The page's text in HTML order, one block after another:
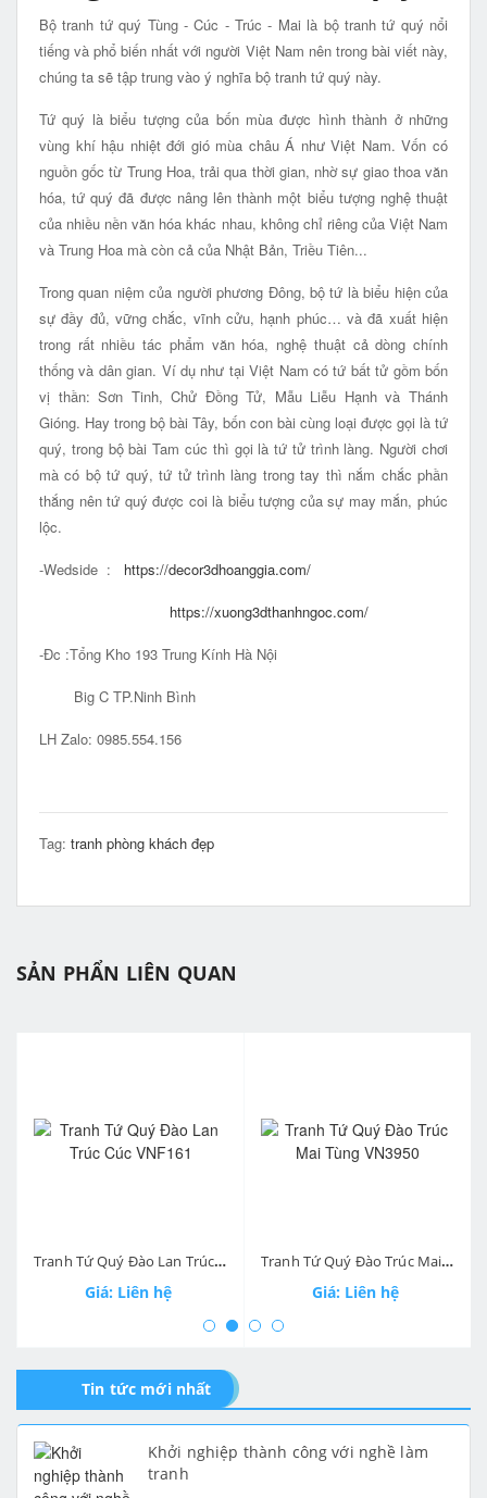
Bộ tranh tứ quý Tùng - Cúc - Trúc - Mai là bộ tranh tứ quý nổi
tiếng và phổ biến nhất với người Việt Nam nên trong bài viết này,
chúng ta sẽ tập trung vào ý nghĩa bộ tranh tứ quý này.
Tứ quý là biểu tượng của bốn mùa được hình thành ở những
vùng khí hậu nhiệt đới gió mùa châu Á như Việt Nam. Vốn có
nguồn gốc từ Trung Hoa, trải qua thời gian, nhờ sự giao thoa văn
hóa, tứ quý đã được nâng lên thành một biểu tượng nghệ thuật
của nhiều nền văn hóa khác nhau, không chỉ riêng của Việt Nam
và Trung Hoa mà còn cả của Nhật Bản, Triều Tiên...
Trong quan niệm của người phương Đông, bộ tứ là biểu hiện của
sự đầy đủ, vững chắc, vĩnh cửu, hạnh phúc… và đã xuất hiện
trong rất nhiều tác phẩm văn hóa, nghệ thuật cả dòng chính
thống và dân gian. Ví dụ như tại Việt Nam có tứ bất tử gồm bốn
vị thần: Sơn Tinh, Chử Đồng Tử, Mẫu Liễu Hạnh và Thánh
Gióng. Hay trong bộ bài Tây, bốn con bài cùng loại được gọi là tứ
quý, trong bộ bài Tam cúc thì gọi là tứ tử trình làng. Người chơi
mà có bộ tứ quý, tứ tử trình làng trong tay thì nắm chắc phần
thắng nên tứ quý được coi là biểu tượng của sự may mắn, phúc
lộc.
-Wedside : https://decor3dhoanggia.com/
https://xuong3dthanhngoc.com/
-Đc :Tổng Kho 193 Trung Kính Hà Nội
Big C TP.Ninh Bình
LH Zalo: 0985.554.156
Tag: tranh phòng khách đẹp
SẢN PHẨN LIÊN QUAN
Tranh Tứ Quý Đào Lan Trúc Cúc VNF161
Giá: Liên hệ
Tranh Tứ Quý Đào Trúc Mai Tùng VN3950
Giá: Liên hệ
Tin tức mới nhất
Khởi nghiệp thành công với nghề làm
tranh